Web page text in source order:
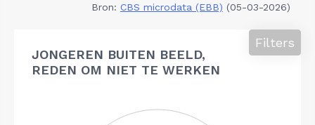
Bron: CBS microdata (EBB) (05-03-2026)
JONGEREN BUITEN BEELD,
REDEN OM NIET TE WERKEN
Filters